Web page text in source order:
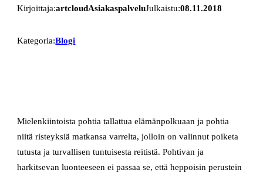
Kirjoittaja:artcloudAsiakaspalveluJulkaistu:08.11.2018
Kategoria:Blogi
Mielenkiintoista pohtia tallattua elämänpolkuaan ja pohtia
niitä risteyksiä matkansa varrelta, jolloin on valinnut poiketa
tutusta ja turvallisen tuntuisesta reitistä. Pohtivan ja
harkitsevan luonteeseen ei passaa se, että heppoisin perustein